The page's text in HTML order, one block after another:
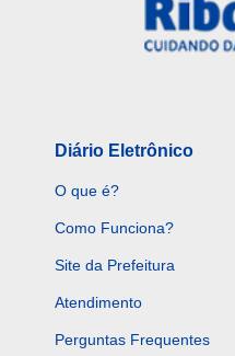
Diário Eletrônico
O que é?
Como Funciona?
Site da Prefeitura
Atendimento
Perguntas Frequentes